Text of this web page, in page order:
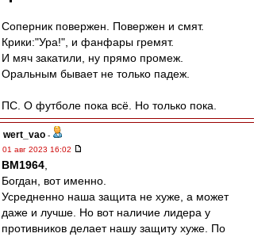
Соперник повержен. Повержен и смят.
Крики:"Ура!", и фанфары гремят.
И мяч закатили, ну прямо промеж.
Оральным бывает не только падеж.
ПС. О футболе пока всё. Но только пока.
wert_vao -
01 авг 2023 16:02
BM1964
Богдан, вот именно.
Усредненно наша защита не хуже, а может
даже и лучше. Но вот наличие лидера у
противников делает нашу защиту хуже. По